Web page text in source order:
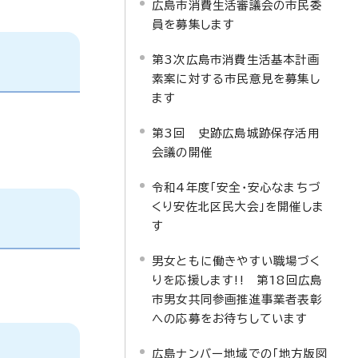
広島市消費生活審議会の市民委
員を募集します
第3次広島市消費生活基本計画
素案に対する市民意見を募集し
ます
第3回 史跡広島城跡保存活用
会議の開催
令和4年度「安全・安心なまちづ
くり安佐北区民大会」を開催しま
す
男女ともに働きやすい職場づく
りを応援します!! 第18回広島
市男女共同参画推進事業者表彰
への応募をお待ちしています
広島ナンバー地域での「地方版図